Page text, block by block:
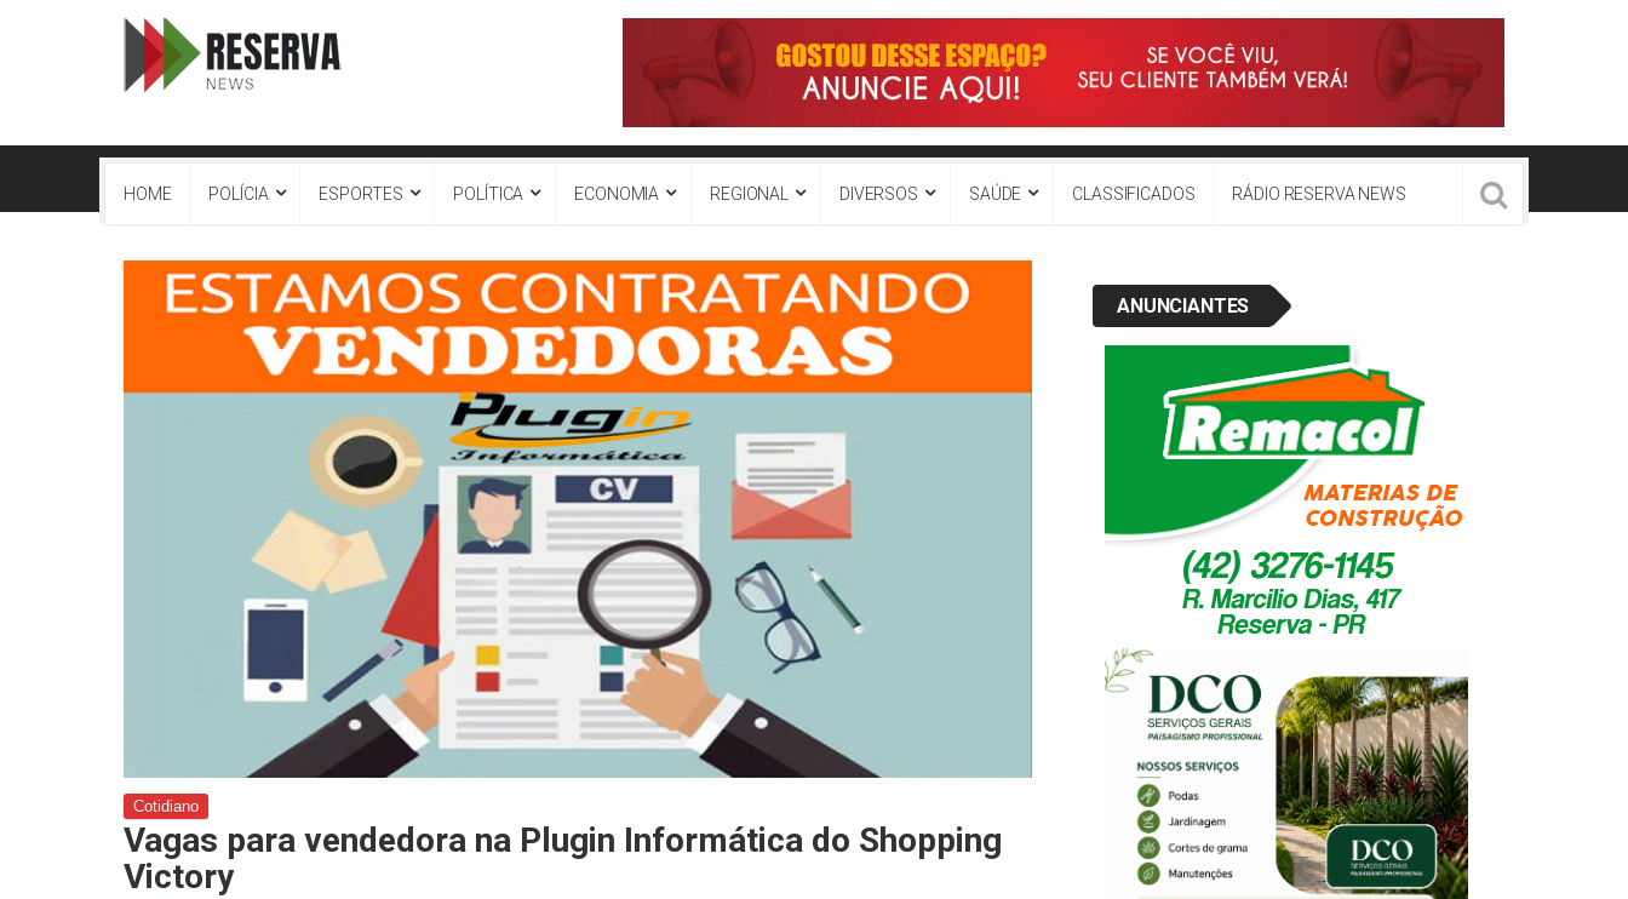
HOME POLÍCIA ESPORTES POLÍTICA ECONOMIA REGIONAL DIVERSOS SAÚDE CLASSIFICADOS RÁDIO RESERVA NEWS
Cotidiano
Vagas para vendedora na Plugin Informática do Shopping
Victory
ANUNCIANTES